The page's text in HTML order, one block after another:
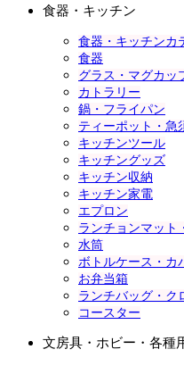
食器・キッチン
食器・キッチンカ
食器
グラス・マグカッ
カトラリー
鍋・フライパン
ティーポット・急
キッチンツール
キッチングッズ
キッチン収納
キッチン家電
エプロン
ランチョンマット
水筒
ボトルケース・カ
お弁当箱
ランチバッグ・ク
コースター
文房具・ホビー・各種